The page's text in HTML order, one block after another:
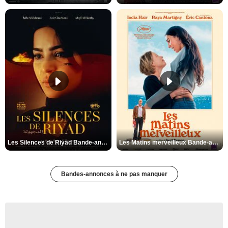
Les Silences de Riyad Bande-annonce VO STFR Les Matins merveilleux Bande-annonce VF
Bandes-annonces à ne pas manquer